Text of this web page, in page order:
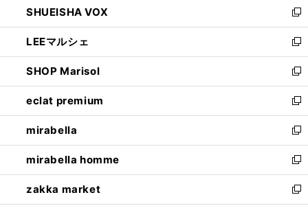
で
開
く
ド
ウ
で
開
く
ィ
ン
ド
ウ
で
開
く
い
ウ
ィ
ン
ド
ウ
で
開
く
SHUEISHA VOX
新
し
い
ウ
ィ
ン
ド
ウ
で
開
く
LEEマルシェ
新
し
い
ウ
ィ
ン
ド
ウ
で
開
く
SHOP Marisol
新
し
い
ウ
ィ
ン
ド
ウ
で
開
eclat premium
新
し
い
ウ
ィ
ン
ド
ウ
mirabella
新
し
い
ウ
ィ
ン
mirabella homme
新
し
い
zakka market
新